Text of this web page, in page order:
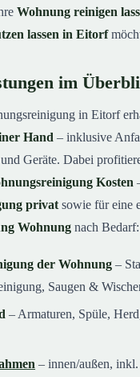
Wohnung reinigen
lassen in Eitorf
im
in Eitorf
Hand – inklusive
Geräte. Dabei
Kosten
privat sowie für eine
Wohnung nach Bedarf:
der Wohnung –
Saugen &
– Armaturen, Spüle,
– innen/außen,